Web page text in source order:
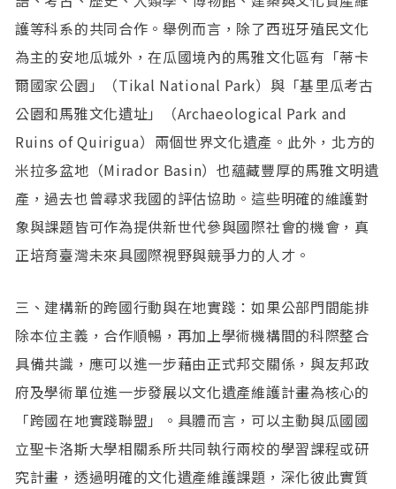
護等科系的共同合作。舉例而言，除了西班牙殖民文化
為主的安地瓜城外，在瓜國境內的馬雅文化區有「蒂卡
爾國家公園」（Tikal National Park）與「基里瓜考古
公園和馬雅文化遺址」（Archaeological Park and
Ruins of Quirigua）兩個世界文化遺產。此外，北方的
米拉多盆地（Mirador Basin）也蘊藏豐厚的馬雅文明遺
產，過去也曾尋求我國的評估協助。這些明確的維護對
象與課題皆可作為提供新世代參與國際社會的機會，真
正培育臺灣未來具國際視野與競爭力的人才。
三、建構新的跨國行動與在地實踐：如果公部門間能排
除本位主義，合作順暢，再加上學術機構間的科際整合
具備共識，應可以進一步藉由正式邦交關係，與友邦政
府及學術單位進一步發展以文化遺產維護計畫為核心的
「跨國在地實踐聯盟」。具體而言，可以主動與瓜國國
立聖卡洛斯大學相關系所共同執行兩校的學習課程或研
究計畫，透過明確的文化遺產維護課題，深化彼此實質